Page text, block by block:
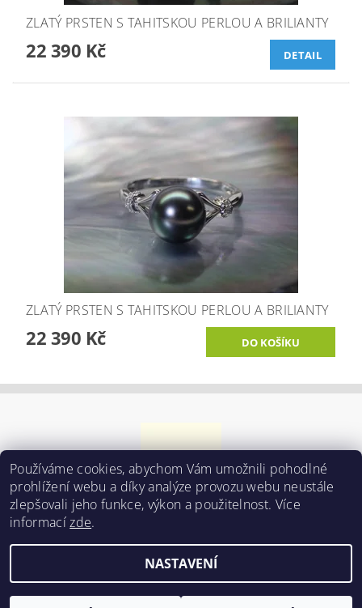
ZLATÝ PRSTEN S TAHITSKOU PERLOU A BRILIANTY
22 390 Kč DETAIL
ZLATÝ PRSTEN S TAHITSKOU PERLOU A BRILIANTY
22 390 Kč
Perly ve všech podobách , všechna práva vyhrazena
cookies
Používáme cookies, abychom Vám umožnili pohodlné
prohlížení webu a díky analýze provozu webu neustále
zlepšovali jeho funkce, výkon a použitelnost. Více
informacízde.
NASTAVENÍ